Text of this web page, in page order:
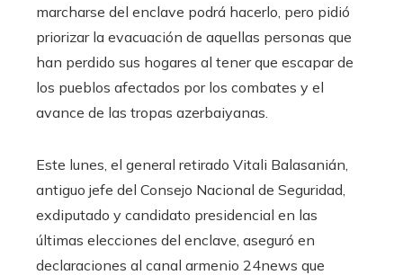
marcharse del enclave podrá hacerlo, pero pidió
priorizar la evacuación de aquellas personas que
han perdido sus hogares al tener que escapar de
los pueblos afectados por los combates y el
avance de las tropas azerbaiyanas.
Este lunes, el general retirado Vitali Balasanián,
antiguo jefe del Consejo Nacional de Seguridad,
exdiputado y candidato presidencial en las
últimas elecciones del enclave, aseguró en
declaraciones al canal armenio 24news que